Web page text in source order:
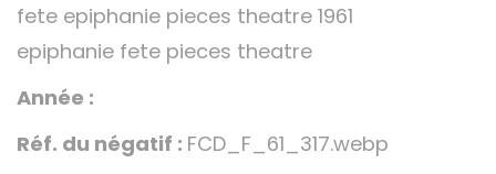
fete epiphanie pieces theatre 1961
epiphanie fete pieces theatre
Année :
Réf. du négatif : FCD_F_61_317.webp